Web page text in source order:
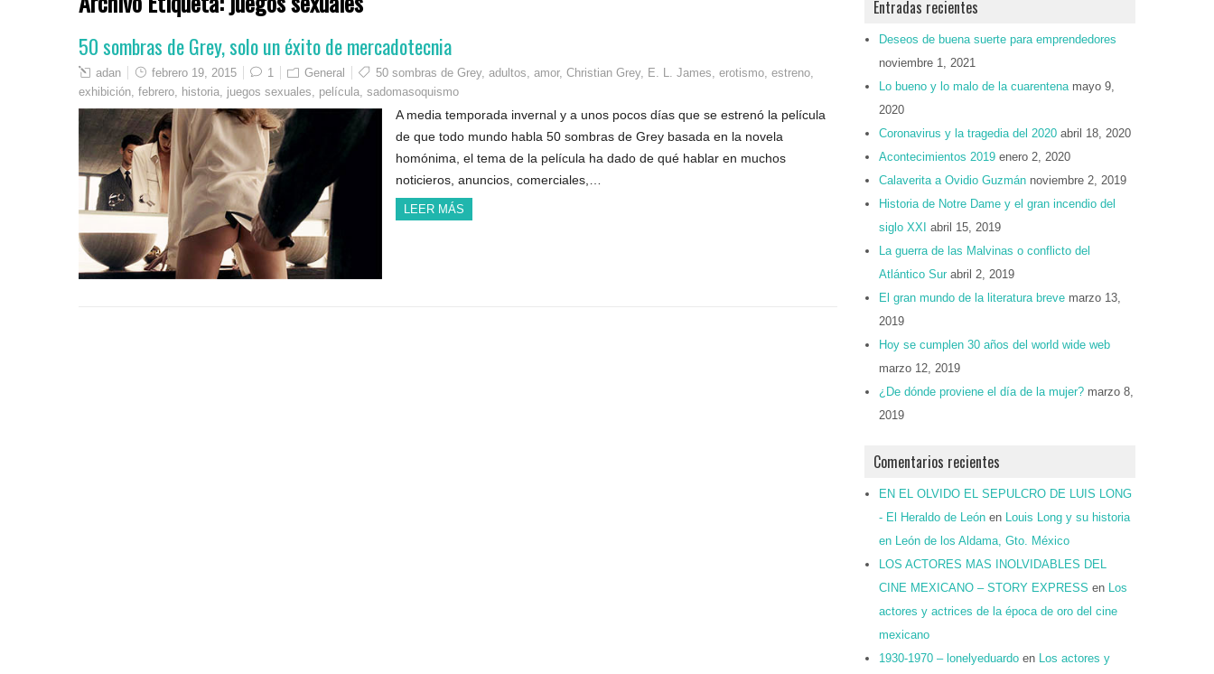
50 sombras de Grey, solo un éxito de mercadotecnia
adan febrero 19, 2015 1 General 50 sombras de Grey, adultos, amor, Christian Grey, E. L. James, erotismo, estreno,
exhibición, febrero, historia, juegos sexuales, película, sadomasoquismo
A media temporada invernal y a unos pocos días que se estrenó la película
de que todo mundo habla 50 sombras de Grey basada en la novela
homónima, el tema de la película ha dado de qué hablar en muchos
noticieros, anuncios, comerciales,…
LEER MÁS
Entradas recientes
Deseos de buena suerte para emprendedores
noviembre 1, 2021
Lo bueno y lo malo de la cuarentena mayo 9,
2020
Coronavirus y la tragedia del 2020 abril 18, 2020
Acontecimientos 2019 enero 2, 2020
Calaverita a Ovidio Guzmán noviembre 2, 2019
Historia de Notre Dame y el gran incendio del
siglo XXI abril 15, 2019
La guerra de las Malvinas o conflicto del
Atlántico Sur abril 2, 2019
El gran mundo de la literatura breve marzo 13,
2019
Hoy se cumplen 30 años del world wide web
marzo 12, 2019
¿De dónde proviene el día de la mujer? marzo 8,
2019
Comentarios recientes
EN EL OLVIDO EL SEPULCRO DE LUIS LONG
- El Heraldo de León en Louis Long y su historia
en León de los Aldama, Gto. México
LOS ACTORES MAS INOLVIDABLES DEL
CINE MEXICANO – STORY EXPRESS en Los
actores y actrices de la época de oro del cine
mexicano
1930-1970 – lonelyeduardo en Los actores y